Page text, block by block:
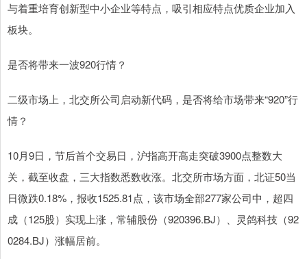
与着重培育创新型中小企业等特点，吸引相应特点优质企业加入
板块。
是否将带来一波920行情？
二级市场上，北交所公司启动新代码，是否将给市场带来“920”行
情？
10月9日，节后首个交易日，沪指高开高走突破3900点整数大
关，截至收盘，三大指数悉数收涨。北交所市场方面，北证50当
日微跌0.18%，报收1525.81点，该市场全部277家公司中，超四
成（125股）实现上涨，常辅股份（920396.BJ）、灵鸽科技（92
0284.BJ）涨幅居前。